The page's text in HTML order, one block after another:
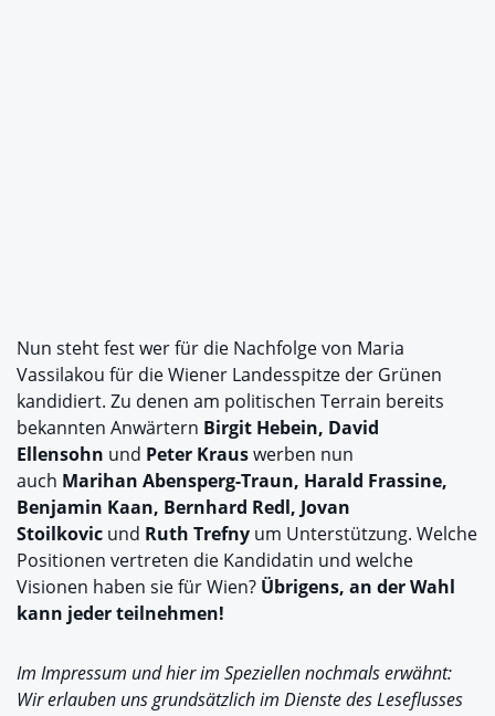
Nun steht fest wer für die Nachfolge von Maria
Vassilakou für die Wiener Landesspitze der Grünen
kandidiert. Zu denen am politischen Terrain bereits
bekannten Anwärtern Birgit Hebein, David
Ellensohn und Peter Krauswerben nun
auch Marihan Abensperg-Traun, Harald Frassine,
Benjamin Kaan, Bernhard Redl, Jovan
Stoilkovic und Ruth Trefny um Unterstützung. Welche
Positionen vertreten die Kandidatin und welche
Visionen haben sie für Wien? Übrigens, an der Wahl
kann jeder teilnehmen!
Im Impressum und hier im Speziellen nochmals erwähnt:
Wir erlauben uns grundsätzlich im Dienste des Leseflusses